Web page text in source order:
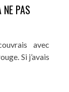
PAS
avec
Si j’avais